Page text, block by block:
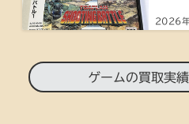
2026
ゲームの買取実